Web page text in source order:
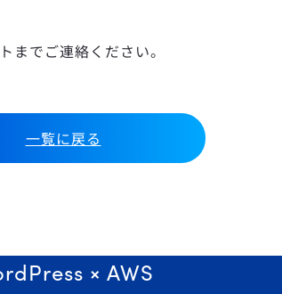
でご連絡ください。
一覧に戻る
× AWS